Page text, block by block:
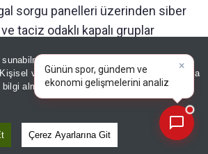
adına sitemizde
verileriniz, KVKK ve GDPR kapsamında
bilgi almak içinAydınlatma Metnimizi
Çerez Ayarlarına Git
sorgu panelleri üzerinden siber
taciz odaklı kapalı gruplar
söz konusu
kamuoyunda ses getiren
kaybeden Rojin Kabaiş, Hiranur
Uman'ın ailelerini hedef
×
Günün spor, gündem ve
ekonomi gelişmelerini analiz
edin!|